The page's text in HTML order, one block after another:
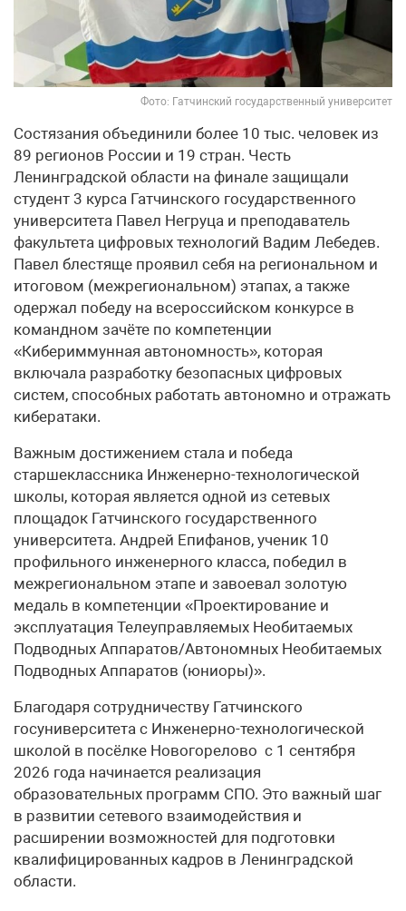
Фото: Гатчинский государственный университет
Состязания объединили более 10 тыс. человек из
89 регионов России и 19 стран. Честь
Ленинградской области на финале защищали
студент 3 курса Гатчинского государственного
университета Павел Негруца и преподаватель
факультета цифровых технологий Вадим Лебедев.
Павел блестяще проявил себя на региональном и
итоговом (межрегиональном) этапах, а также
одержал победу на всероссийском конкурсе в
командном зачёте по компетенции
«Кибериммунная автономность», которая
включала разработку безопасных цифровых
систем, способных работать автономно и отражать
кибератаки.
Важным достижением стала и победа
старшеклассника Инженерно-технологической
школы, которая является одной из сетевых
площадок Гатчинского государственного
университета. Андрей Епифанов, ученик 10
профильного инженерного класса, победил в
межрегиональном этапе и завоевал золотую
медаль в компетенции «Проектирование и
эксплуатация Телеуправляемых Необитаемых
Подводных Аппаратов/Автономных Необитаемых
Подводных Аппаратов (юниоры)».
Благодаря сотрудничеству Гатчинского
госуниверситета с Инженерно-технологической
школой в посёлке Новогорелово с 1 сентября
2026 года начинается реализация
образовательных программ СПО. Это важный шаг
в развитии сетевого взаимодействия и
расширении возможностей для подготовки
квалифицированных кадров в Ленинградской
области.